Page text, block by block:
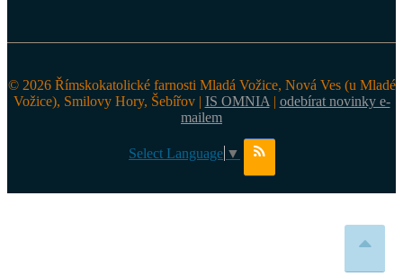
© 2026 Římskokatolické farnosti Mladá Vožice, Nová Ves (u Mladé
Vožice), Smilovy Hory, Šebířov | IS OMNIA| odebírat novinky e-
mailem
Select Language ▼